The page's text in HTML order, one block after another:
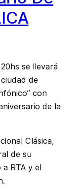
se llevará
de
con
de la
Clásica,
de su
RTA y el